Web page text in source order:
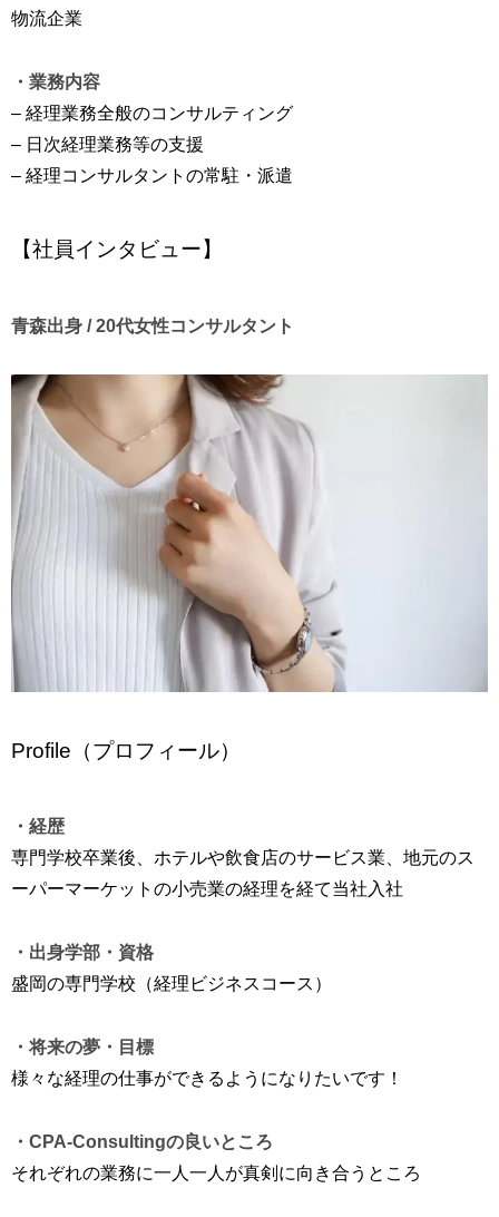
物流企業
・業務内容
– 経理業務全般のコンサルティング
– 日次経理業務等の支援
– 経理コンサルタントの常駐・派遣
【社員インタビュー】
青森出身 / 20代女性コンサルタント
Profile（プロフィール）
・経歴
​専門学校卒業後、ホテルや飲食店のサービス業、地元のス
ーパーマーケットの小売業の経理を経て当社入社
・出身学部・資格
盛岡の専門学校（経理ビジネスコース）
・将来の夢・目標
様々な経理の仕事ができるようになりたいです！
・CPA-Consultingの良いところ
それぞれの業務に一人一人が真剣に向き合うところ